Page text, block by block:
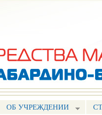
ОБ УЧРЕЖДЕНИИ